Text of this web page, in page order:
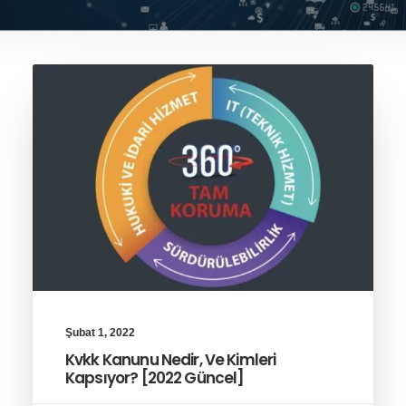
Şubat 1, 2022
Kvkk Kanunu Nedir, Ve Kimleri
Kapsıyor? [2022 Güncel]